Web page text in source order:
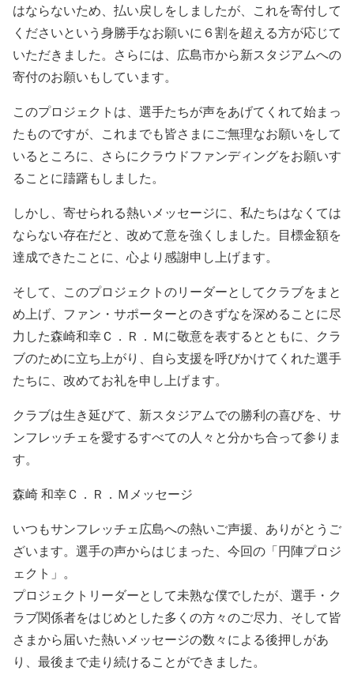
はならないため、払い戻しをしましたが、これを寄付して
くださいという身勝手なお願いに６割を超える方が応じて
いただきました。さらには、広島市から新スタジアムへの
寄付のお願いもしています。
このプロジェクトは、選手たちが声をあげてくれて始まっ
たものですが、これまでも皆さまにご無理なお願いをして
いるところに、さらにクラウドファンディングをお願いす
ることに躊躇もしました。
しかし、寄せられる熱いメッセージに、私たちはなくては
ならない存在だと、改めて意を強くしました。目標金額を
達成できたことに、心より感謝申し上げます。
そして、このプロジェクトのリーダーとしてクラブをまと
め上げ、ファン・サポーターとのきずなを深めることに尽
力した森崎和幸Ｃ．Ｒ．Ｍに敬意を表するとともに、クラ
ブのために立ち上がり、自ら支援を呼びかけてくれた選手
たちに、改めてお礼を申し上げます。
クラブは生き延びて、新スタジアムでの勝利の喜びを、サ
ンフレッチェを愛するすべての人々と分かち合って参りま
す。
森崎 和幸Ｃ．Ｒ．Ｍメッセージ
いつもサンフレッチェ広島への熱いご声援、ありがとうご
ざいます。選手の声からはじまった、今回の「円陣プロジ
ェクト」。
プロジェクトリーダーとして未熟な僕でしたが、選手・ク
ラブ関係者をはじめとした多くの方々のご尽力、そして皆
さまから届いた熱いメッセージの数々による後押しがあ
り、最後まで走り続けることができました。